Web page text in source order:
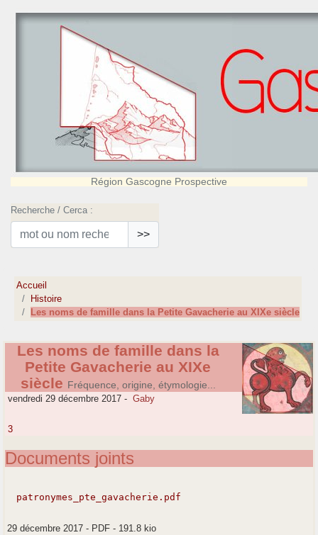
Région Gascogne Prospective
Recherche / Cerca :
>>
Accueil
Histoire
Les noms de famille dans la Petite Gavacherie au XIXe siècle
Les noms de famille dans la
Petite Gavacherie au XIXe
siècle Fréquence, origine, étymologie...
vendredi 29 décembre 2017 - Gaby
3
Documents joints
patronymes_pte_gavacherie.pdf
29 décembre 2017 - PDF - 191.8 kio